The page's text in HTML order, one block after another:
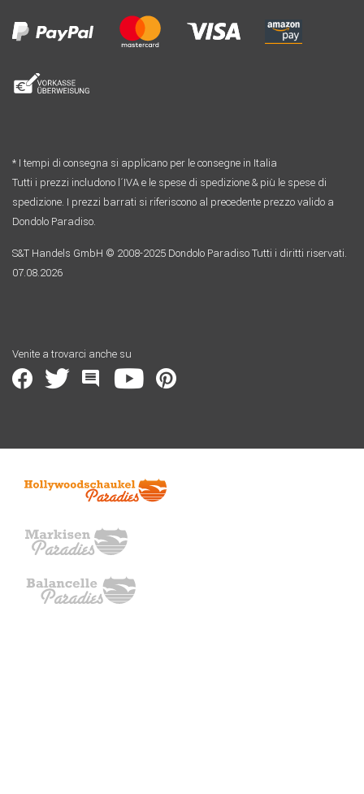
* I tempi di consegna si applicano per le consegne in Italia
Tutti i prezzi includono l´IVA e le spese di spedizione & più le spese di
spedizione. I prezzi barrati si riferiscono al precedente prezzo valido a
Dondolo Paradiso.
S&T Handels GmbH © 2008-2025 Dondolo Paradiso Tutti i diritti riservati.
07.08.2026
Venite a trovarci anche su